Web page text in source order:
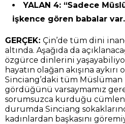
YALAN 4: “Sadece
işkence gören babalar
GERÇEK: Çin’de tüm dini
altında. Aşağıda da
özgürce dinlerini
hayatın olağan akışına
Sinciang’daki tüm Müslüman
gördüğünü varsaymamız
sorumsuzca kurduğu
durumda Sinciang
kadınlardan başkasını